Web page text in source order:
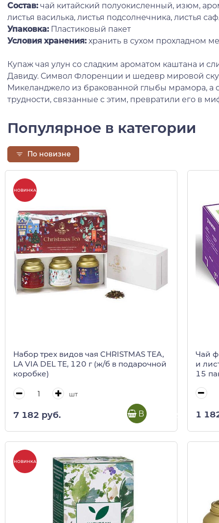
Состав: чай китайский полуокисленный, изюм,
листья василька, листья подсолнечника, листья
Упаковка: Пластиковый пакет
Условия хранения: хранить в сухом прохладном
Купаж чая улун со сладким ароматом каштана и
Давиду. Символ Флоренции и шедевр мировой
Микеланджело из бракованной глыбы мрамора, а
трудности, связанные с этим, превратили его в
Популярное в категории
По новизне
НОВИНКА
Набор трех видов чая CHRISTMAS TEA,
LA VIA DEL TE, 120 г (ж/б в подарочной
коробке)
шт
7 182 руб. В корзину
Чай
и
15
1
НОВИНКА